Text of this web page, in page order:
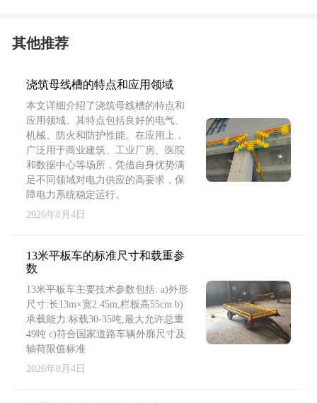
其他推荐
浇筑母线槽的特点和应用领域
本文详细介绍了浇筑母线槽的特点和
应用领域。其特点包括良好的电气、
机械、防火和防护性能。在应用上，
广泛用于商业建筑、工业厂房、医院
和数据中心等场所，凭借自身优势满
足不同领域对电力供应的高要求，保
障电力系统稳定运行。
2026年8月4日
13米平板车的标准尺寸和载重参
数
13米平板车主要技术参数包括: a)外形
尺寸:长13m×宽2.45m,栏板高55cm b)
承载能力:标载30-35吨,最大允许总重
49吨 c)符合国家道路车辆外廓尺寸及
轴荷限值标准
2026年8月4日